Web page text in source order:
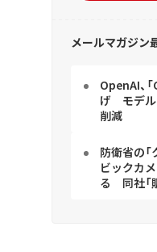
メールマガジン
OpenAI、
げ モデル
削減
防衛省の
ビックカ
る 同社「